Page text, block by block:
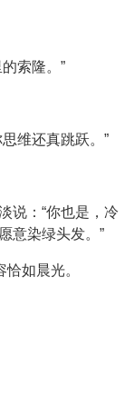
索隆。”
维还真跳跃。”
说：“你也是，冷
意染绿头发。”
如晨光。